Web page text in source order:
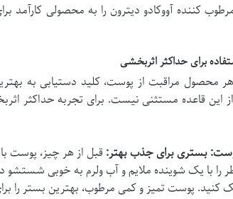
کننده آووکادو دیترون را به محصولی
برای حداکثر اثربخشی
محصول مراقبت از پوست، کلید دستیابی به
از این قاعده مستثنی نیست. برای تجربه حداکثر
بستری برای جذب بهتر: قبل از هر چیز، پوست
را با یک شوینده ملایم و آب ولرم به خوبی
پوست تمیز و کمی مرطوب، بهترین بستر را